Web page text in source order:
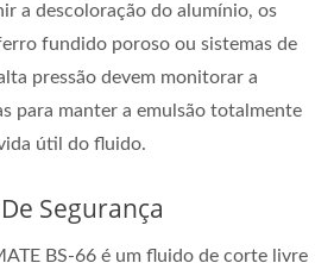
a descoloração do alumínio, os
fundido poroso ou sistemas de
pressão devem monitorar a
para manter a emulsão totalmente
útil do fluido.
Segurança
BS-66 é um fluido de corte livre